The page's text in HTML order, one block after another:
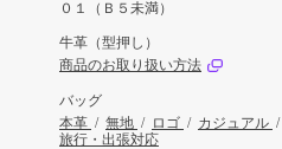
０１（Ｂ５未満）
牛革（型押し）
商品のお取り扱い方法
バッグ
本革 / 無地 / ロゴ / カジュアル /
旅行・出張対応